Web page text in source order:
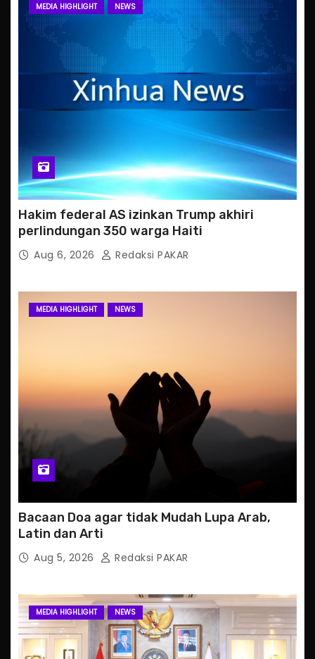
MEDIA HIGHLIGHT NEWS
Hakim federal AS izinkan Trump akhiri
perlindungan 350 warga Haiti
Aug 6, 2026 Redaksi PAKAR
MEDIA HIGHLIGHT NEWS
Bacaan Doa agar tidak Mudah Lupa Arab,
Latin dan Arti
Aug 5, 2026 Redaksi PAKAR
MEDIA HIGHLIGHT NEWS